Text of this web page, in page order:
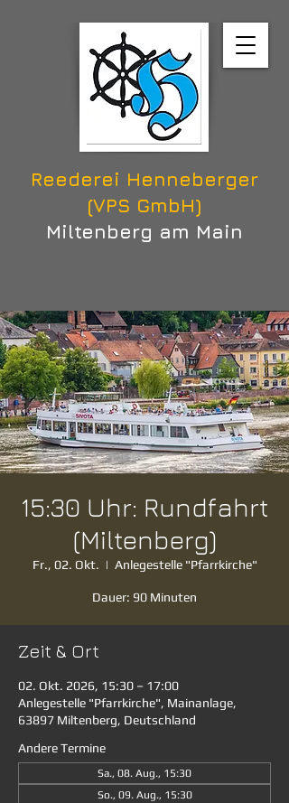
Reederei Henneberger
(VPS GmbH)
Miltenberg am Main
15:30 Uhr: Rundfahrt
(Miltenberg)
Fr., 02. Okt.
  |
Anlegestelle "Pfarrkirche"
Dauer: 90 Minuten
Zeit & Ort
02. Okt. 2026, 15:30 – 17:00
Anlegestelle "Pfarrkirche", Mainanlage,
63897 Miltenberg, Deutschland
Andere Termine
Sa., 08. Aug., 15:30
So., 09. Aug., 15:30